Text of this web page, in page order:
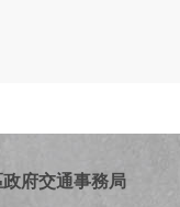
府交通事務局